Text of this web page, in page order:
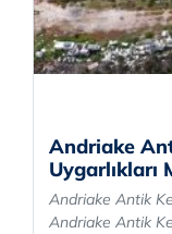
Andriake
Uygarlıkları
Andriake Antik
Andriake Antik